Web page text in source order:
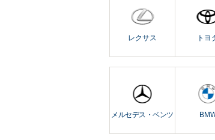
レクサス トヨ
メルセデス・ベンツ